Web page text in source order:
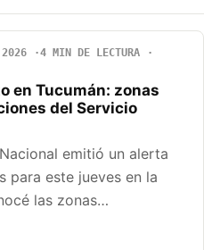
2026
4 MIN DE LECTURA
en Tucumán: zonas
del Servicio
emitió un alerta
para este jueves en la
las zonas…